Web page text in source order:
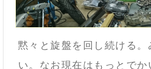
黙々と旋盤を回し続ける。
い。なお現在はもっとで